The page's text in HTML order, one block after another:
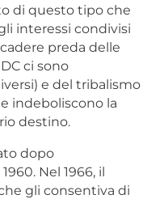
di questo tipo che
interessi condivisi
preda delle
ci sono
e del tribalismo
indeboliscono la
destino.
dopo
Nel 1966, il
gli consentiva di